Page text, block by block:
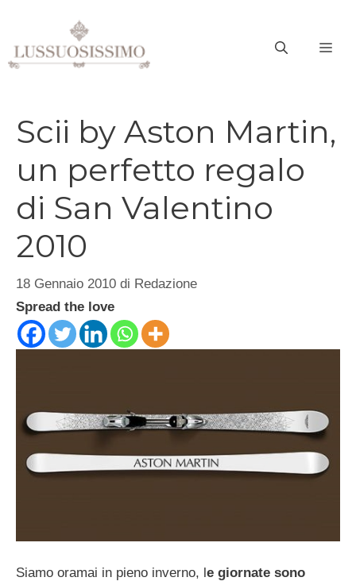
contenuto
Scii by Aston Martin,
un perfetto regalo
di San Valentino
2010
18 Gennaio 2010 di Redazione
Spread the love
Siamo oramai in pieno inverno, le giornate sono